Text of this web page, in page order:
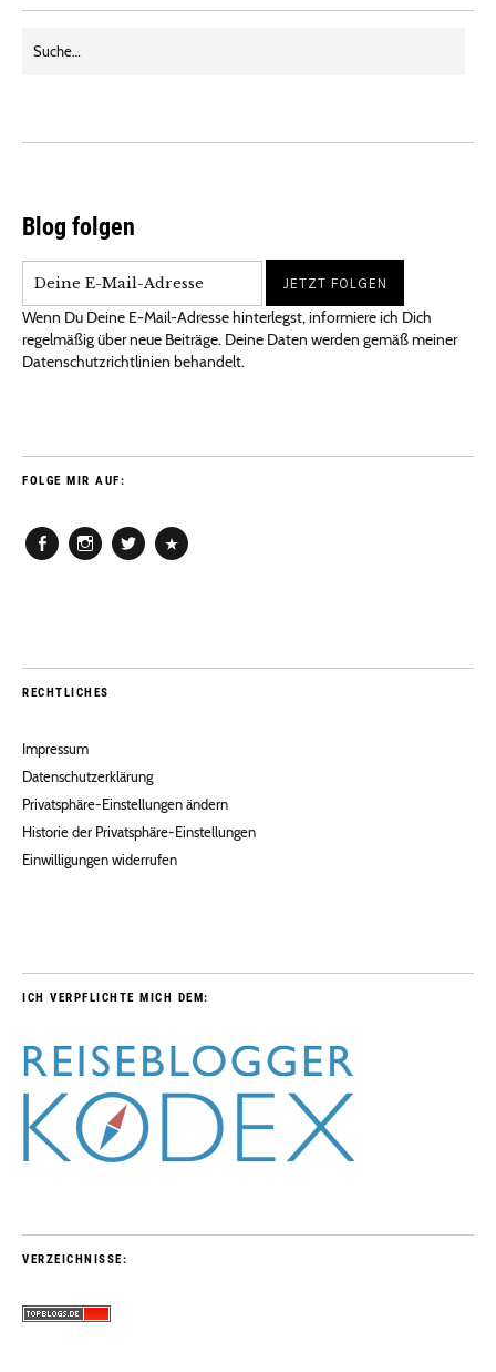
Blog folgen
Wenn Du Deine E-Mail-Adresse hinterlegst, informiere ich Dich
regelmäßig über neue Beiträge. Deine Daten werden gemäß meiner
Datenschutzrichtlinien behandelt.
FOLGE MIR AUF:
RECHTLICHES
Impressum
Datenschutzerklärung
Privatsphäre-Einstellungen ändern
Historie der Privatsphäre-Einstellungen
Einwilligungen widerrufen
ICH VERPFLICHTE MICH DEM:
VERZEICHNISSE: